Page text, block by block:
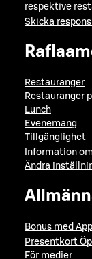
respektive
Skicka
Restauranger
Restauranger
Lunch
Evenemang
Tillgänglighet
Information
Ändra
Bonus med
Presentkort
För medier